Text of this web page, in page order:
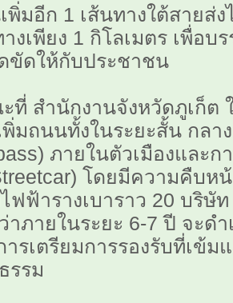
พิ่มอีก 1 เส้นทางใต้สายส่
งเพียง 1 กิโลเมตร เพื่อบ
ขัดให้กับประชาชน
นักงานจังหวัดภูเก็ต ใ
มถนนทั้งในระยะสั้น กลา
ภายในตัวเมืองและก
โดยมีความคืบ
ไฟฟ้ารางเบาราว 20 บริ
ภายในระยะ 6-7 ปี จะดำ
ารเตรียมการรองรับที่เข้
รรม